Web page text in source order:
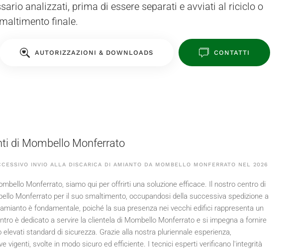
analizzati, prima di essere separati e avviati al riciclo o
finale.
AUTORIZZAZIONI & DOWNLOADS CONTATTI
di Mombello Monferrato
INVIO ALLA DISCARICA DI AMIANTO DA MOMBELLO MONFERRATO NEL 2026
Monferrato, siamo qui per offrirti una soluzione efficace. Il nostro centro di
Monferrato per il suo smaltimento, occupandosi della successiva spedizione a
è fondamentale, poiché la sua presenza nei vecchi edifici rappresenta un
è dedicato a servire la clientela di Mombello Monferrato e si impegna a fornire
standard di sicurezza. Grazie alla nostra pluriennale esperienza,
vigenti, svolte in modo sicuro ed efficiente. I tecnici esperti verificano l'integrità